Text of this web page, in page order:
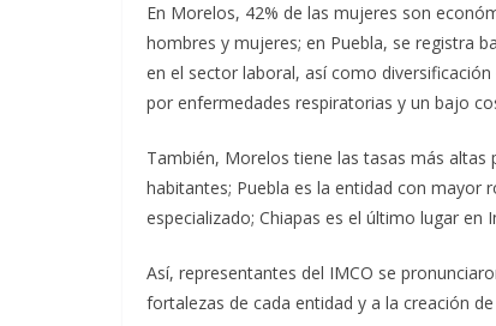
En Morelos, 42% de las mujeres son
hombres y mujeres; en Puebla, se registra
en el sector laboral, así como
por enfermedades respiratorias y un bajo
También, Morelos tiene las tasas más altas
habitantes; Puebla es la entidad con mayor
especializado; Chiapas es el último lugar
Así, representantes del IMCO se
fortalezas de cada entidad y a la creación